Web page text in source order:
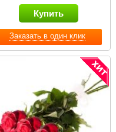
Заказать в один клик
Купить